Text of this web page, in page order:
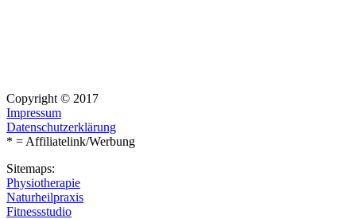
Copyright © 2017
Impressum
Datenschutzerklärung
* = Affiliatelink/Werbung
Sitemaps:
Physiotherapie
Naturheilpraxis
Fitnessstudio